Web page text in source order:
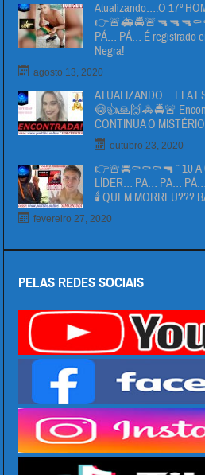
Atualizando….O 17º
PÁ… PÁ… É registrado
Negra!
agosto 13, 2020
ATUALIZANDO… ELA
😳👍🙏🙌🚓🚔🚨
CONTINUA O
outubro 23, 2020
👉🚨🚔⚰⚰⚰🔫 ” 10 Á 0
LÍDER… PÄ… PÄ…
🕯 QUEM MORREU???
fevereiro 27, 2020
PELAS REDES SOCIAIS